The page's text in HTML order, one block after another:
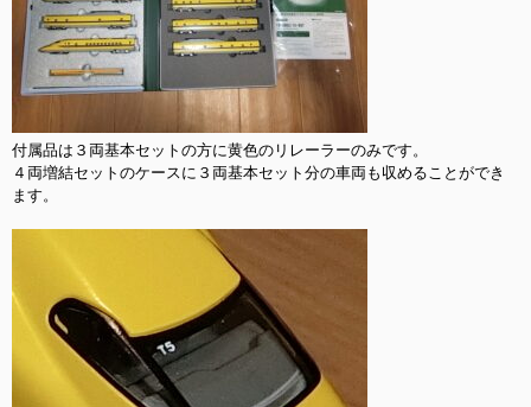
付属品は３両基本セットの方に黄色のリレーラーのみです。
４両増結セットのケースに３両基本セット分の車両も収めることができ
ます。